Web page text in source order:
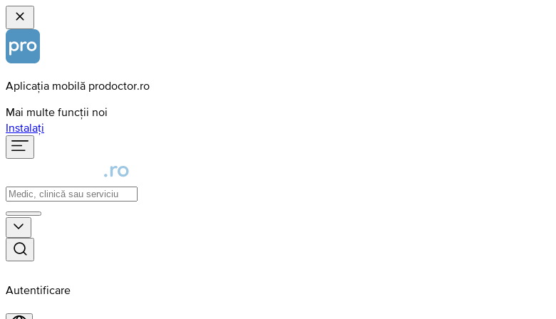
Aplicația mobilă prodoctor.ro
Mai multe funcții noi
Instalați
Autentificare